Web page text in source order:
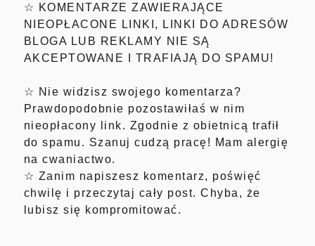
☆ KOMENTARZE ZAWIERAJĄCE
NIEOPŁACONE LINKI, LINKI DO ADRESÓW
BLOGA LUB REKLAMY NIE SĄ
AKCEPTOWANE I TRAFIAJĄ DO SPAMU!
☆ Nie widzisz swojego komentarza?
Prawdopodobnie pozostawiłaś w nim
nieopłacony link. Zgodnie z obietnicą trafił
do spamu. Szanuj cudzą pracę! Mam alergię
na cwaniactwo.
☆ Zanim napiszesz komentarz, poświęć
chwilę i przeczytaj cały post. Chyba, że
lubisz się kompromitować.